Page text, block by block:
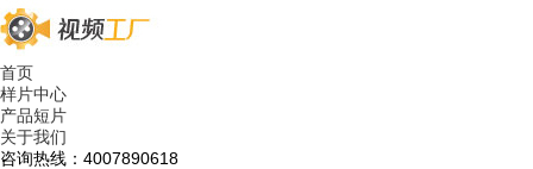
首页
样片中心
产品短片
关于我们
咨询热线：4007890618